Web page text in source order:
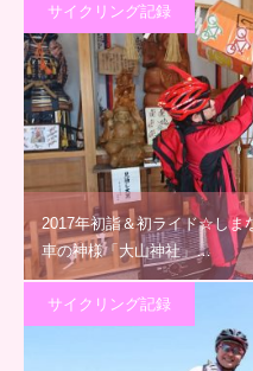
サイクリング記録
2017年初詣＆初ライド☆しま
車の神様「大山神社」…
サイクリング記録